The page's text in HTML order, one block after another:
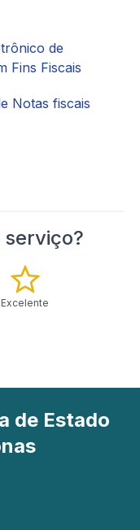
de
Fins Fiscais
Notas fiscais
serviço?
Excelente
de Estado